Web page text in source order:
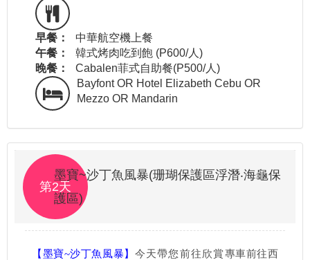
早餐：
中華航空機上餐
午餐：
韓式烤肉吃到飽 (P600/人)
晚餐：
Cabalen菲式自助餐(P500/人)
Bayfont OR Hotel Elizabeth Cebu OR
Mezzo OR Mandarin
第2天
墨寶~沙丁魚風暴(珊瑚保護區浮潛‧海龜保
護區)
【墨寶~沙丁魚風暴】 今天帶您前往欣賞專車前往西